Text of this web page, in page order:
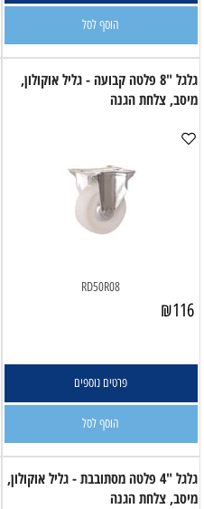
הוסף לסל
גלגל "8 פלטה קבועה - גליל אוקולון,
מיסב, צלחת הגנה
RD50R08
₪116
פרטים נוספים
הוסף לסל
גלגל "4 פלטה מסתובבת - גליל אוקולון,
מיסב, צלחת הגנה